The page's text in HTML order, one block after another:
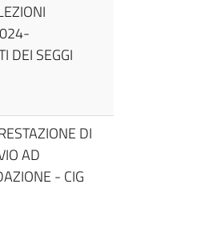
DEI SEGGI
DI
AD
- CIG